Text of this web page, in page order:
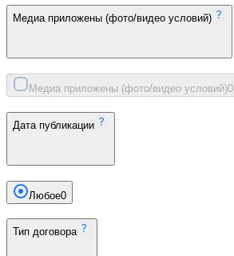
Медиа приложены (фото/видео условий)
Медиа приложены (фото/видео условий)0
Дата публикации
Любое0
Тип договора